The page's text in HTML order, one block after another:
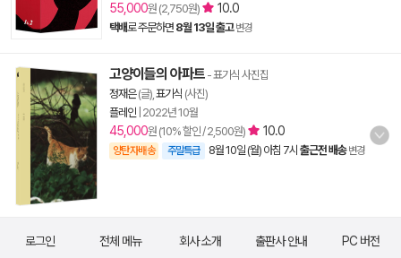
55,000원 (2,750원) 10.0
택배로 주문하면 8월 13일 출고 변경
고양이들의 아파트 - 표기식 사진집
정재은(글), 표기식 (사진)
플레인 2022년 10월
45,000원 (10% 할인 / 2,500원) 10.0
양탄자배송 주말특급 8월 10일 (월) 아침 7시 출근전 배송 변경
로그인 전체 메뉴 회사 소개 출판사 안내 PC 버전